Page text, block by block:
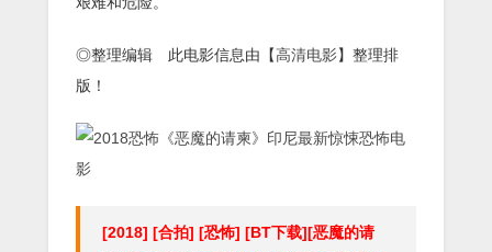
◎整理编辑 此电影信息由【高清电影】整理排
版！
[2018] [合拍] [恐怖] [BT下载][恶魔的请